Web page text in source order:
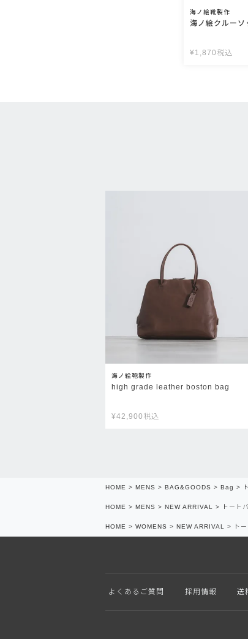
海ノ絵靴製作
海ノ絵クルーソ
¥1,870 税込
海ノ絵鞄製作
high grade leather boston bag
¥42,900 税込
HOME MENS BAG&GOODS Bag
HOME MENS NEW ARRIVAL トート
HOME WOMENS NEW ARRIVAL ト
よくあるご質問 採用情報 送